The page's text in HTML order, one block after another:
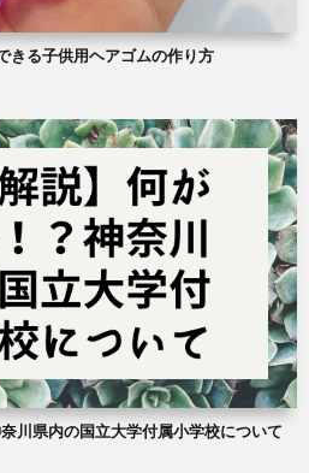
きる子供用ヘアゴムの作り方
川県内の国立大学付属小学校について